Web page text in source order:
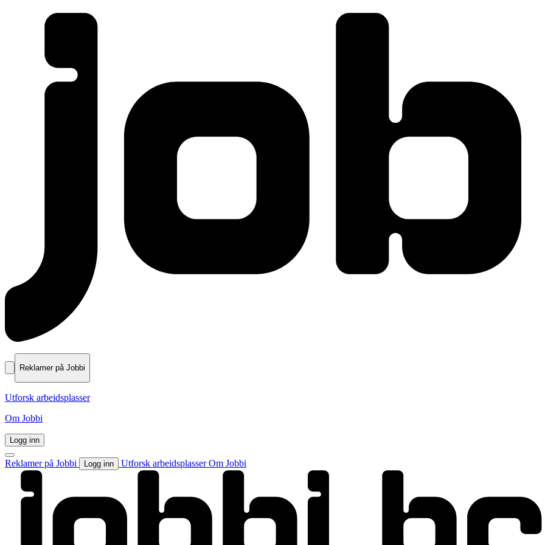
Reklamer på Jobbi
Utforsk arbeidsplasser
Om Jobbi
Logg inn
Reklamer på Jobbi Logg inn Utforsk arbeidsplasserOm Jobbi